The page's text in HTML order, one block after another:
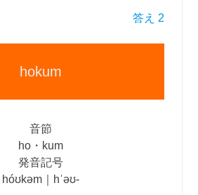
答え 2
hokum
音節
ho・kum
発音記号
hóʊkəm｜hˈəʊ‐